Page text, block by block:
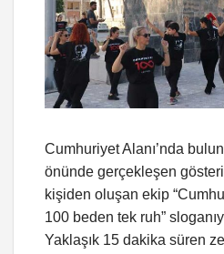
Cumhuriyet Alanı’nda
önünde gerçekleşen
kişiden oluşan ekip
100 beden tek ruh”
Yaklaşık 15 dakika süren